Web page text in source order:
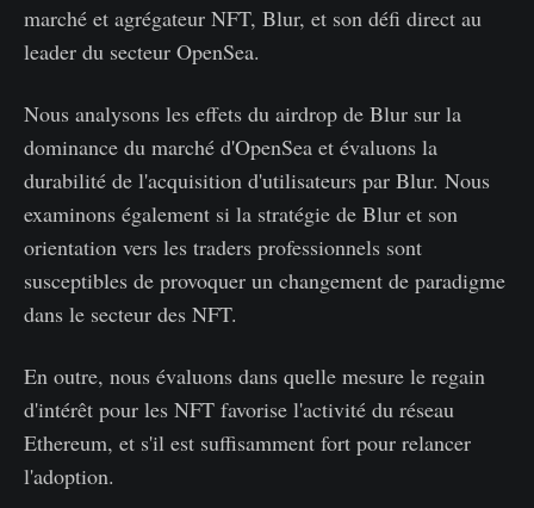
marché et agrégateur NFT, Blur, et son défi direct au
leader du secteur OpenSea.
Nous analysons les effets du airdrop de Blur sur la
dominance du marché d'OpenSea et évaluons la
durabilité de l'acquisition d'utilisateurs par Blur. Nous
examinons également si la stratégie de Blur et son
orientation vers les traders professionnels sont
susceptibles de provoquer un changement de paradigme
dans le secteur des NFT.
En outre, nous évaluons dans quelle mesure le regain
d'intérêt pour les NFT favorise l'activité du réseau
Ethereum, et s'il est suffisamment fort pour relancer
l'adoption.